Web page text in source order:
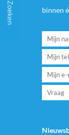
Zoeken
binnen